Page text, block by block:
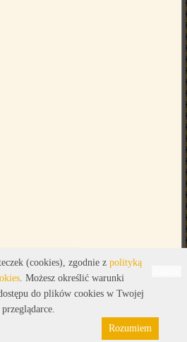
Pliki cookies
(cookies), zgodnie z polityką
. Możesz określić warunki
do plików cookies w Twojej
przeglądarce.
Rozumiem